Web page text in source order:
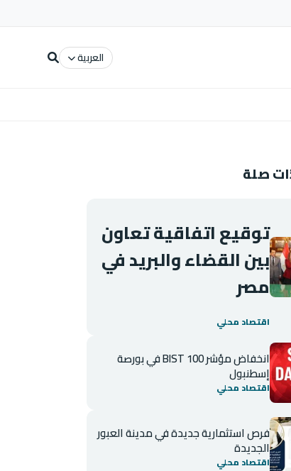
العربية
صلة
توقيع اتفاقية تعاون
بين القضاء والبريد في
مصر
اقتصاد محلي
انخفاض مؤشر BIST 100 في بورصة
إسطنبول
اقتصاد محلي
فرص استثمارية جديدة في مدينة العبور
الجديدة
اقتصاد محلي